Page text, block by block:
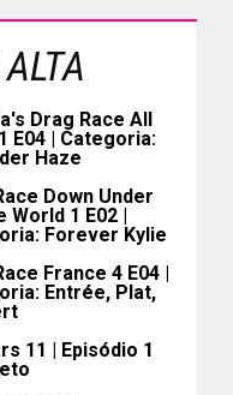
Drag Race All
E04 | Categoria:
Haze
Down Under
World 1 E02 |
Forever Kylie
France 4 E04 |
Entrée, Plat,
11 | Episódio 1